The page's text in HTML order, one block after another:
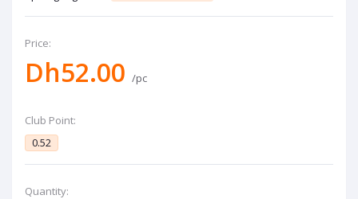
Price:
Dh52.00 /pc
Club Point:
0.52
Quantity: